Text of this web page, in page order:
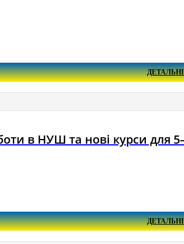
в НУШ та нові курси для